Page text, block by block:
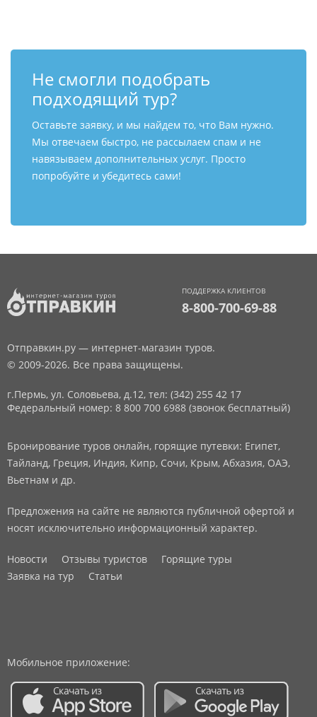
Не смогли подобрать
подходящий тур?
Оставьте заявку, и мы найдем то, что Вам нужно.
Мы отвечаем быстро, не рассылаем спам и не
навязываем дополнительных услуг. Просто
попробуйте и убедитесь сами!
ПОДДЕРЖКА КЛИЕНТОВ
8-800-700-69-88
Отправкин.ру — интернет-магазин туров.
© 2009-2026. Все права защищены.
г.Пермь, ул. Соловьева, д.12, тел: (342) 255 42 17
Федеральный номер: 8 800 700 6988 (звонок бесплатный)
Бронирование туров онлайн, горящие путевки: Египет,
Тайланд, Греция, Индия, Кипр, Сочи, Крым, Абхазия, ОАЭ,
Вьетнам и др.
Предложения на сайте не являются публичной офертой и
носят исключительно информационный характер.
Новости Отзывы туристов
Горящие туры
Заявка на тур
Статьи
Мобильное приложение: